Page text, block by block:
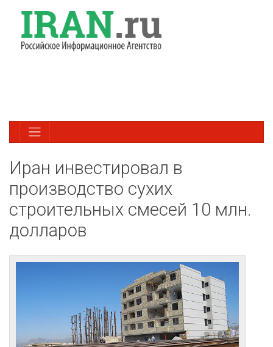
Иран инвестировал в
производство сухих
строительных смесей 10 млн.
долларов